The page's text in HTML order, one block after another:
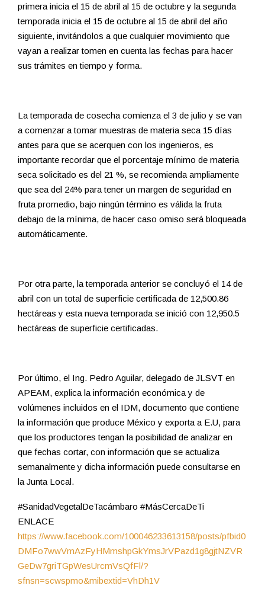
primera inicia el 15 de abril al 15 de octubre y la segunda
temporada inicia el 15 de octubre al 15 de abril del año
siguiente, invitándolos a que cualquier movimiento que
vayan a realizar tomen en cuenta las fechas para hacer
sus trámites en tiempo y forma.
La temporada de cosecha comienza el 3 de julio y se van
a comenzar a tomar muestras de materia seca 15 días
antes para que se acerquen con los ingenieros, es
importante recordar que el porcentaje mínimo de materia
seca solicitado es del 21 %, se recomienda ampliamente
que sea del 24% para tener un margen de seguridad en
fruta promedio, bajo ningún término es válida la fruta
debajo de la mínima, de hacer caso omiso será bloqueada
automáticamente.
Por otra parte, la temporada anterior se concluyó el 14 de
abril con un total de superficie certificada de 12,500.86
hectáreas y esta nueva temporada se inició con 12,950.5
hectáreas de superficie certificadas.
Por último, el Ing. Pedro Aguilar, delegado de JLSVT en
APEAM, explica la información económica y de
volúmenes incluidos en el IDM, documento que contiene
la información que produce México y exporta a E.U, para
que los productores tengan la posibilidad de analizar en
que fechas cortar, con información que se actualiza
semanalmente y dicha información puede consultarse en
la Junta Local.
#SanidadVegetalDeTacámbaro #MásCercaDeTi
ENLACE
https://www.facebook.com/100046233613158/posts/pfbid0
DMFo7wwVmAzFyHMmshpGkYmsJrVPazd1g8gjtNZVR
GeDw7griTGpWesUrcmVsQfFl/?
sfnsn=scwspmo&mibextid=VhDh1V